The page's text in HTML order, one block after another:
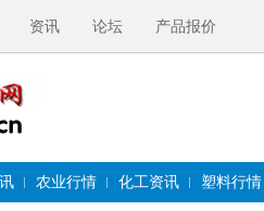
资讯 论坛 产品报价
农业行情 化工资讯 塑料行情